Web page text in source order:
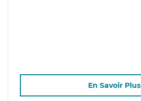
En Savoir Plus